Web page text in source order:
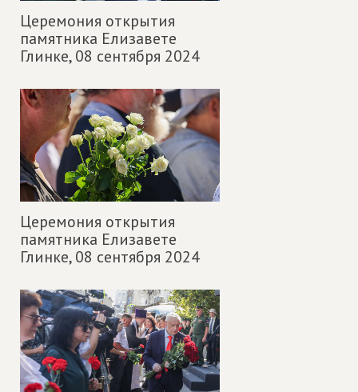
Церемония открытия
памятника Елизавете
Глинке,08 сентября 2024
Церемония открытия
памятника Елизавете
Глинке,08 сентября 2024